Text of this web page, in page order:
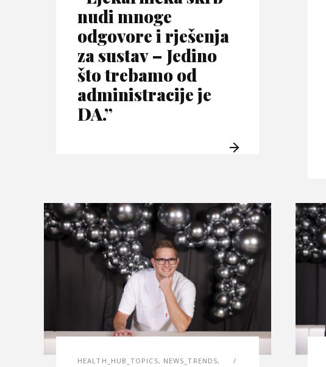
nudi mnoge
odgovore i rješenja
za sustav – Jedino
što trebamo od
administracije je
DA.”
HEALTH_HUB_TOPICS, NEWS_TRENDS,